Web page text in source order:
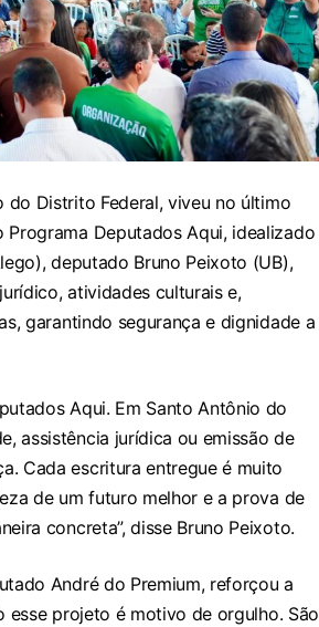
Distrito Federal, viveu no último
Deputados Aqui, idealizado
deputado Bruno Peixoto (UB),
atividades culturais e,
garantindo segurança e dignidade a
Aqui. Em Santo Antônio do
assistência jurídica ou emissão de
Cada escritura entregue é muito
de um futuro melhor e a prova de
concreta”, disse Bruno Peixoto.
André do Premium, reforçou a
esse projeto é motivo de orgulho. São